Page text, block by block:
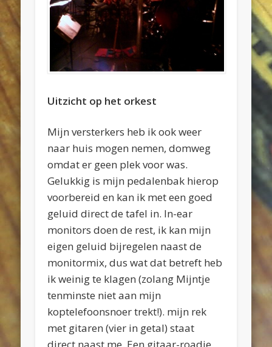
Uitzicht op het orkest
Mijn versterkers heb ik ook weer
naar huis mogen nemen, domweg
omdat er geen plek voor was.
Gelukkig is mijn pedalenbak hierop
voorbereid en kan ik met een goed
geluid direct de tafel in. In-ear
monitors doen de rest, ik kan mijn
eigen geluid bijregelen naast de
monitormix, dus wat dat betreft heb
ik weinig te klagen (zolang Mijntje
tenminste niet aan mijn
koptelefoonsnoer trekt!). mijn rek
met gitaren (vier in getal) staat
direct naast me. Een gitaar-roadie